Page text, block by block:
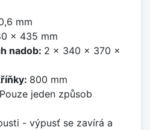
mm
x 435 mm
nadob: 2 x 340 x 370 x
800 mm
Pouze jeden způsob
- výpusť se zavírá a